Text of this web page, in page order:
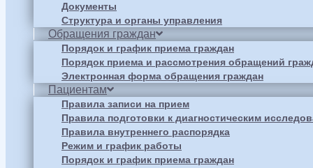
Документы
Структура и органы управления
Обращения граждан
Порядок и график приема граждан
Порядок приема и рассмотрения обращений
Электронная форма обращения граждан
Пациентам
Правила записи на прием
Правила подготовки к диагностическим
Правила внутреннего распорядка
Режим и график работы
Порядок и график приема граждан